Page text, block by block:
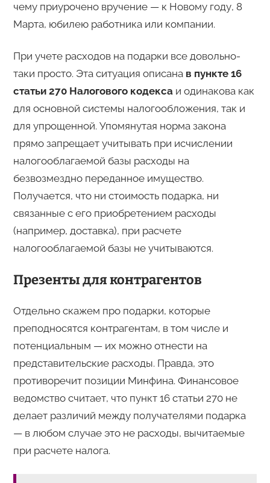
чему приурочено вручение — к Новому году, 8
Марта, юбилею работника или компании.
При учете расходов на подарки все довольно-
таки просто. Эта ситуация описана в пункте 16
статьи 270 Налогового кодексаи одинакова как
для основной системы налогообложения, так и
для упрощенной. Упомянутая норма закона
прямо запрещает учитывать при исчислении
налогооблагаемой базы расходы на
безвозмездно переданное имущество.
Получается, что ни стоимость подарка, ни
связанные с его приобретением расходы
(например, доставка), при расчете
налогооблагаемой базы не учитываются.
Презенты для контрагентов
Отдельно скажем про подарки, которые
преподносятся контрагентам, в том числе и
потенциальным — их можно отнести на
представительские расходы. Правда, это
противоречит позиции Минфина. Финансовое
ведомство считает, что пункт 16 статьи 270 не
делает различий между получателями подарка
— в любом случае это не расходы, вычитаемые
при расчете налога.